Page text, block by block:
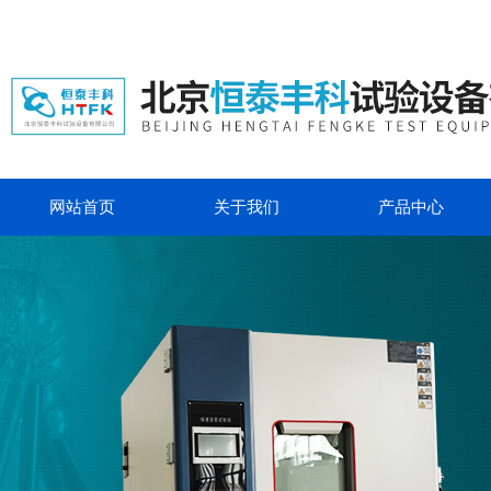
网站首页 关于我们 产品中心